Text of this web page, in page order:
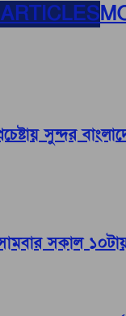
সুন্দর
সকাল